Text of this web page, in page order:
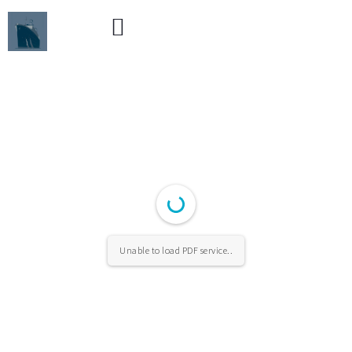
Unable to load PDF service..